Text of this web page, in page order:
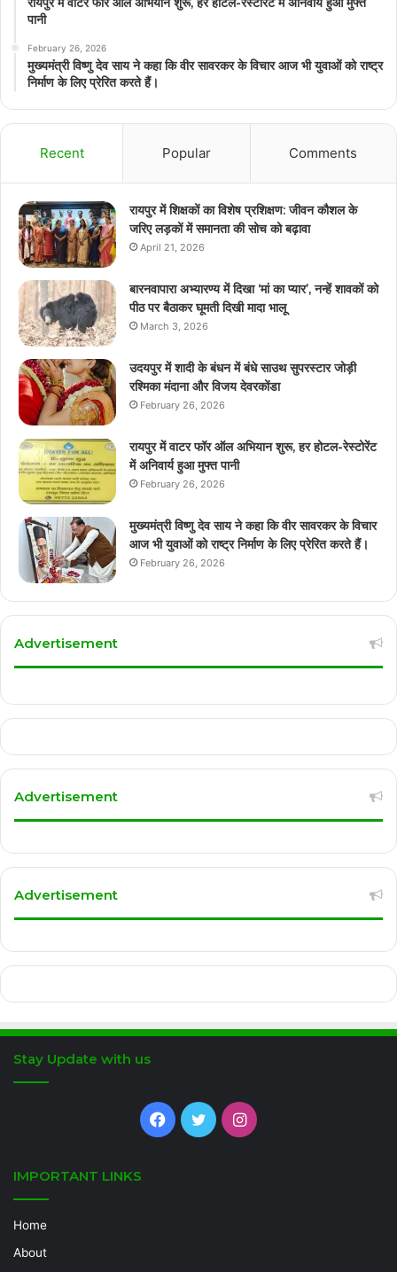
पानी
February 26, 2026
मुख्यमंत्री विष्णु देव साय ने कहा कि वीर सावरकर के विचार आज भी युवाओं को राष्ट्र
निर्माण के लिए प्रेरित करते हैं।
Recent Popular Comments
रायपुर में शिक्षकों का विशेष प्रशिक्षण: जीवन कौशल के
जरिए लड़कों में समानता की सोच को बढ़ावा
April 21, 2026
बारनवापारा अभ्यारण्य में दिखा ‘मां का प्यार’, नन्हें शावकों को
पीठ पर बैठाकर घूमती दिखी मादा भालू
March 3, 2026
उदयपुर में शादी के बंधन में बंधे साउथ सुपरस्टार जोड़ी
रश्मिका मंदाना और विजय देवरकोंडा
February 26, 2026
रायपुर में वाटर फॉर ऑल अभियान शुरू, हर होटल-रेस्टोरेंट
में अनिवार्य हुआ मुफ्त पानी
February 26, 2026
मुख्यमंत्री विष्णु देव साय ने कहा कि वीर सावरकर के विचार
आज भी युवाओं को राष्ट्र निर्माण के लिए प्रेरित करते हैं।
February 26, 2026
Advertisement
Advertisement
Advertisement
Stay Update with us
Facebook
TwitterInstagram
IMPORTANT LINKS
Home
About